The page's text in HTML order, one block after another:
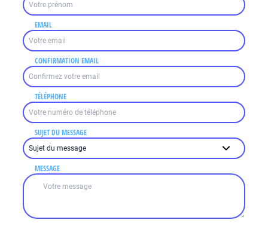
EMAIL
CONFIRMATION EMAIL
TÉLÉPHONE
SUJET DU MESSAGE
MESSAGE